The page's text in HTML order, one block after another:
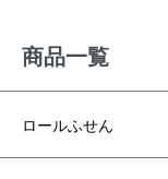
商品一覧
ロールふせん